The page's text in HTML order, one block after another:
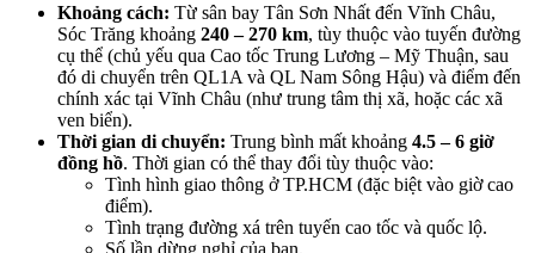
Khoảng cách: Từ sân bay Tân Sơn Nhất đến Vĩnh Châu,
Sóc Trăng khoảng 240 – 270 km, tùy thuộc vào tuyến đường
cụ thể (chủ yếu qua Cao tốc Trung Lương – Mỹ Thuận, sau
đó di chuyển trên QL1A và QL Nam Sông Hậu) và điểm đến
chính xác tại Vĩnh Châu (như trung tâm thị xã, hoặc các xã
ven biển).
Thời gian di chuyển: Trung bình mất khoảng 4.5 – 6 giờ
đồng hồ. Thời gian có thể thay đổi tùy thuộc vào:
Tình hình giao thông ở TP.HCM (đặc biệt vào giờ cao
điểm).
Tình trạng đường xá trên tuyến cao tốc và quốc lộ.
Số lần dừng nghỉ của bạn.